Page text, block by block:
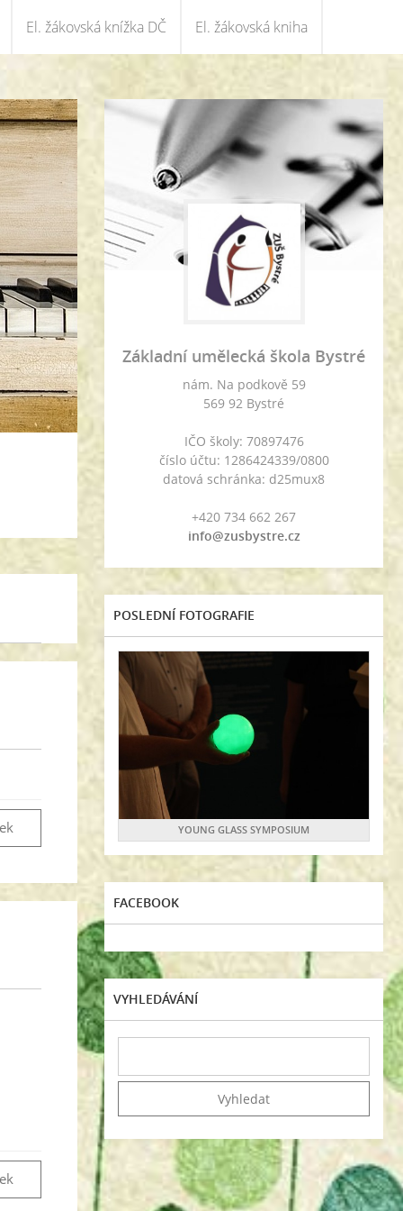
El. žákovská knížka DČ El. žákovská kniha
Základní umělecká škola Bystré
nám. Na podkově 59
569 92 Bystré
IČO školy: 70897476
číslo účtu: 1286424339/0800
datová schránka: d25mux8
+420 734 662 267
info@zusbystre.cz
POSLEDNÍ FOTOGRAFIE
YOUNG GLASS SYMPOSIUM
FACEBOOK
VYHLEDÁVÁNÍ